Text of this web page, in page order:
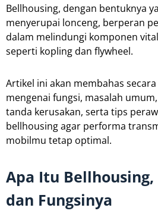
Bellhousing, dengan bentuknya
menyerupai lonceng, berperan
dalam melindungi komponen
seperti kopling dan flywheel.
Artikel ini akan membahas
mengenai fungsi, masalah
tanda kerusakan, serta tips
bellhousing agar performa
mobilmu tetap optimal.
Apa Itu
dan Fungsinya